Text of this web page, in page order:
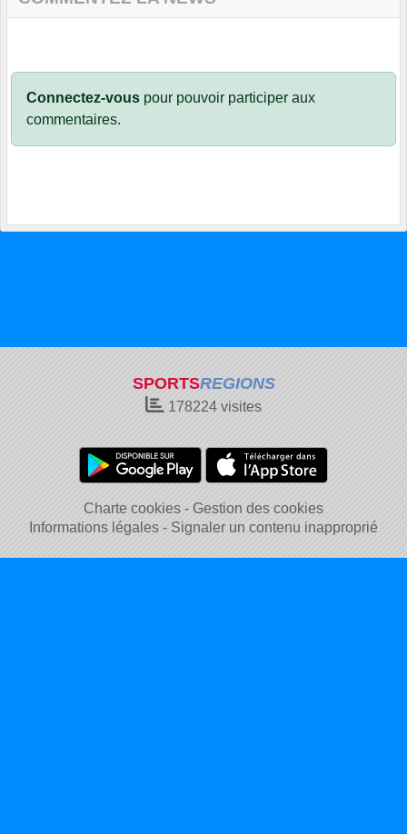
Connectez-vous pour pouvoir participer aux
commentaires.
SPORTSREGIONS
178224 visites
Charte cookies
Gestion des cookies
Informations légales
Signaler un contenu inapproprié